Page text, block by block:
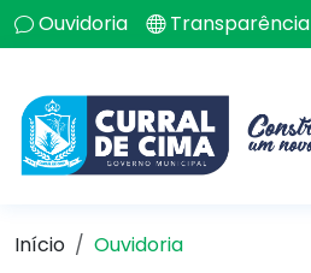
Ouvidoria Transparência
Início Ouvidoria